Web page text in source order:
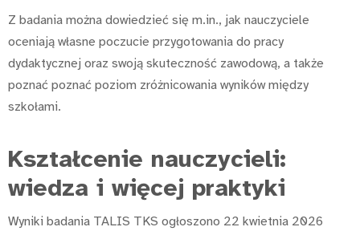
Z badania można dowiedzieć się m.in., jak nauczyciele
oceniają własne poczucie przygotowania do pracy
dydaktycznej oraz swoją skuteczność zawodową, a także
poznać poznać poziom zróżnicowania wyników między
szkołami.
Kształcenie nauczycieli:
wiedza i więcej praktyki
Wyniki badania TALIS TKS ogłoszono 22 kwietnia 2026